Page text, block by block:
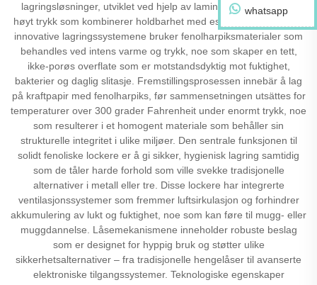
lagringsløsninger, utviklet ved hjelp av laminatteknologi under
høyt trykk som kombinerer holdbarhet med estetisk appell. Disse
innovative lagringssystemene bruker fenolharpiksmaterialer som
behandles ved intens varme og trykk, noe som skaper en tett,
ikke-porøs overflate som er motstandsdyktig mot fuktighet,
bakterier og daglig slitasje. Fremstillingsprosessen innebär å lag
på kraftpapir med fenolharpiks, før sammensetningen utsättes for
temperaturer over 300 grader Fahrenheit under enormt trykk, noe
som resulterer i et homogent materiale som behåller sin
strukturelle integritet i ulike miljøer. Den sentrale funksjonen til
solidt fenoliske lockere er å gi sikker, hygienisk lagring samtidig
som de tåler harde forhold som ville svekke tradisjonelle
alternativer i metall eller tre. Disse lockere har integrerte
ventilasjonssystemer som fremmer luftsirkulasjon og forhindrer
akkumulering av lukt og fuktighet, noe som kan føre til mugg- eller
muggdannelse. Låsemekanismene inneholder robuste beslag
som er designet for hyppig bruk og støtter ulike
sikkerhetsalternativer – fra tradisjonelle hengelåser til avanserte
elektroniske tilgangssystemer. Teknologiske egenskaper
whatsapp